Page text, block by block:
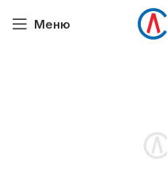
Меню